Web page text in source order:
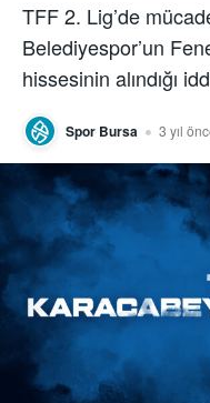
TFF 2. Lig’de
Belediyespor’un
hissesinin alındığı
Spor Bursa 3 yıl